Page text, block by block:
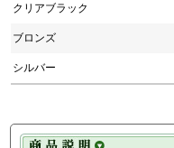
クリアブラック
ブロンズ
シルバー